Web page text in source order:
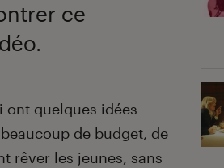
ce
ont quelques idées
de budget, de
rêver les jeunes, sans